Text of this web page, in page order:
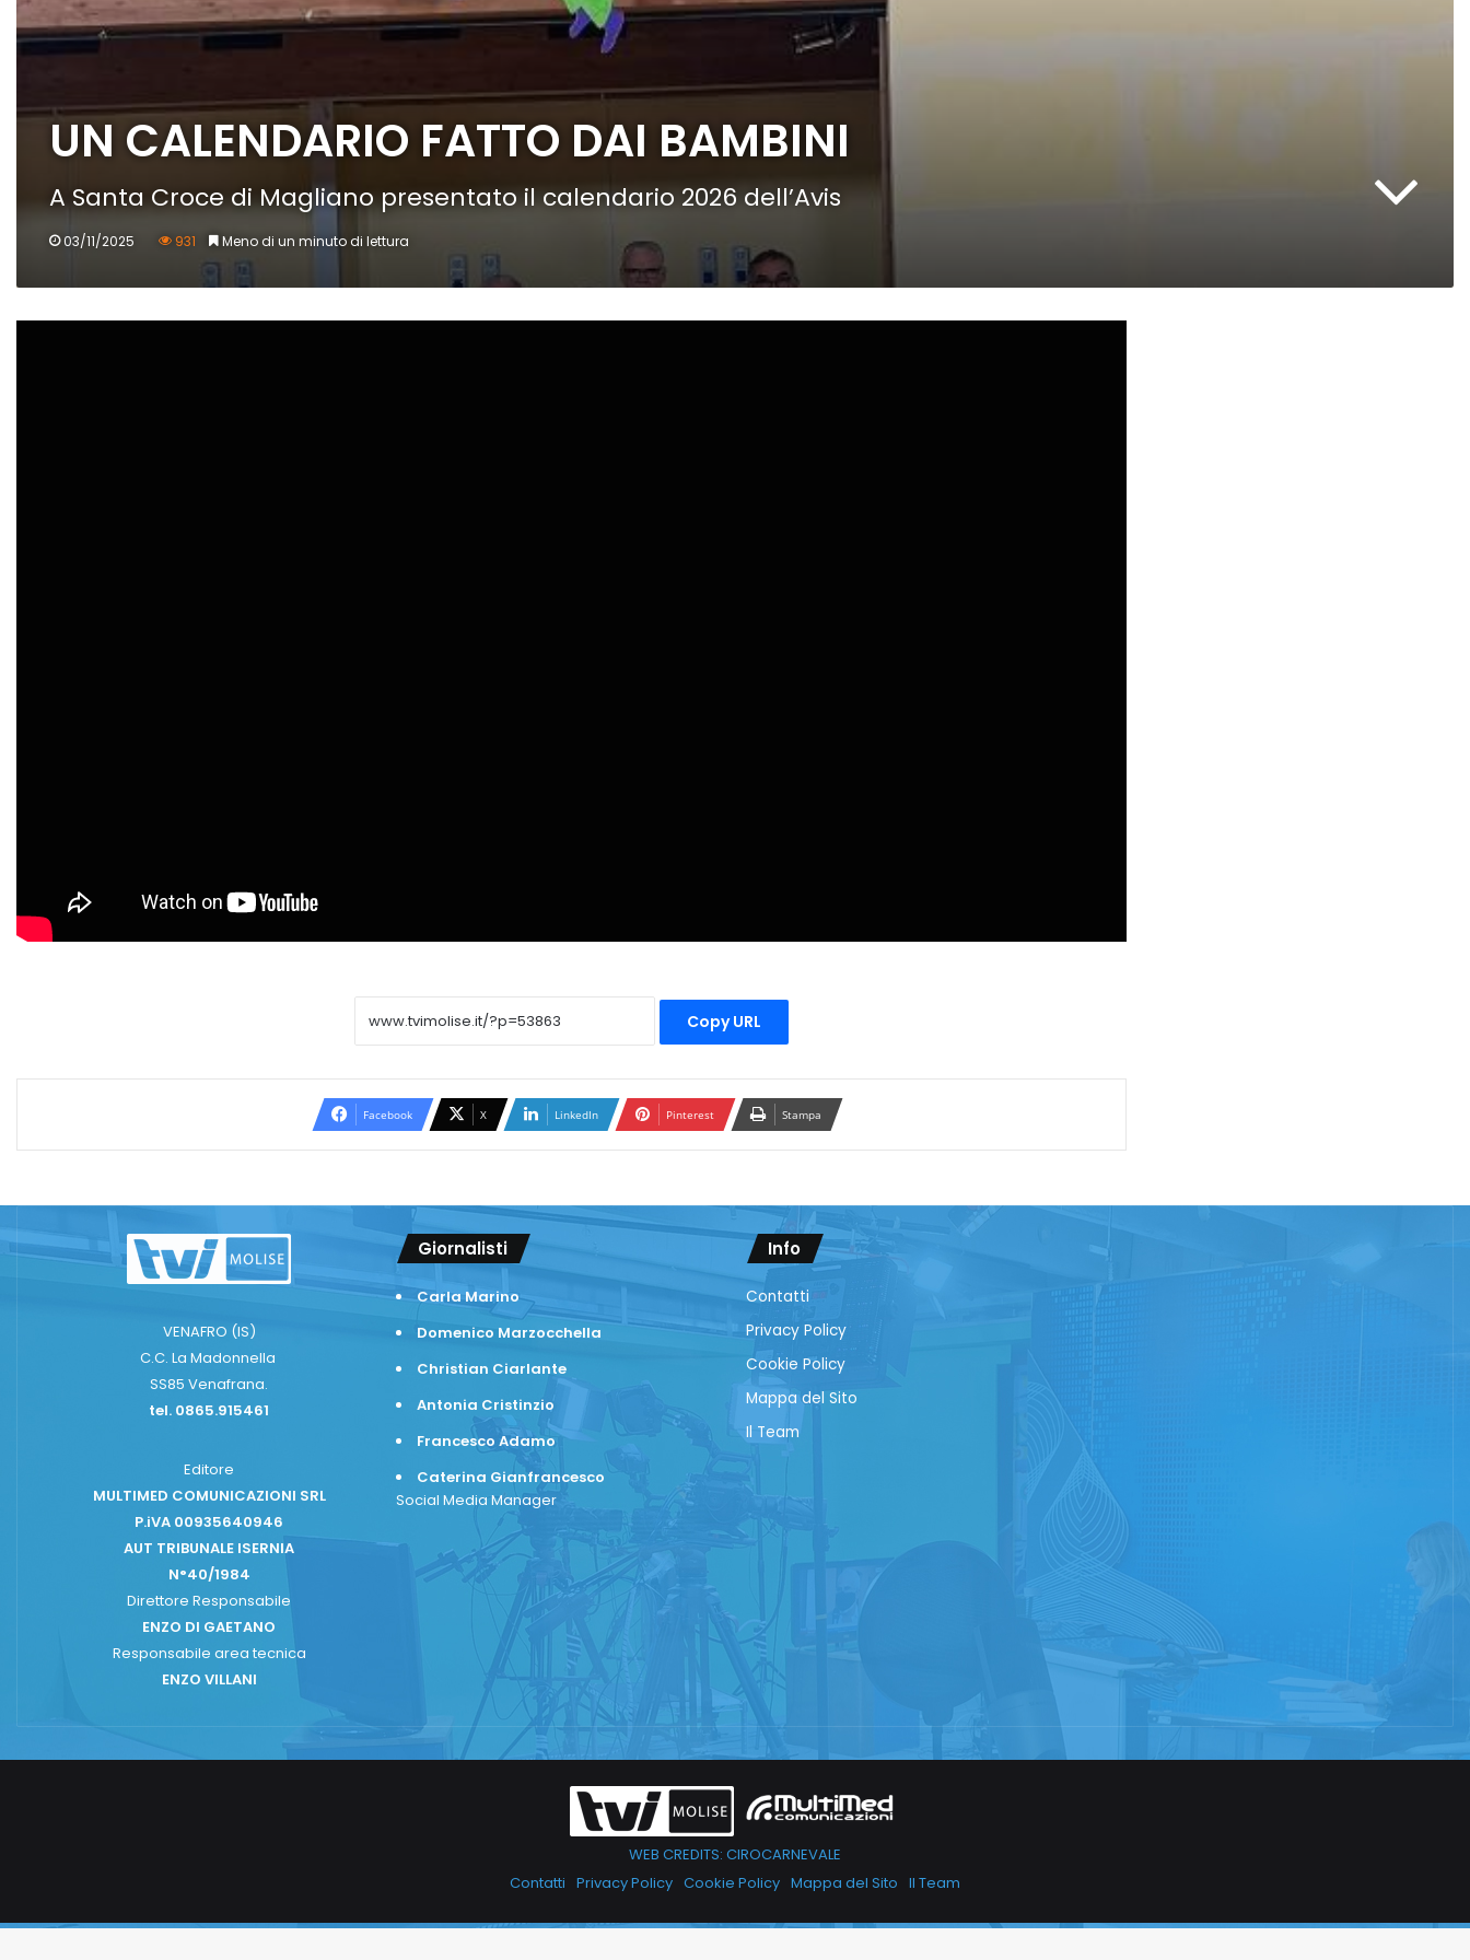
UN CALENDARIO FATTO DAI BAMBINI
A Santa Croce di Magliano presentato il calendario 2026 dell’Avis
03/11/2025 931 Meno di un minuto di lettura
Copy URL
Facebook X LinkedIn Pinterest Stampa
VENAFRO (IS)
C.C. La Madonnella
SS85 Venafrana.
tel. 0865.915461
Editore
MULTIMED COMUNICAZIONI SRL
P.iVA 00935640946
AUT TRIBUNALE ISERNIA
N°40/1984
Direttore Responsabile
ENZO DI GAETANO
Responsabile area tecnica
ENZO VILLANI
Giornalisti
Carla Marino
Domenico Marzocchella
Christian Ciarlante
Antonia Cristinzio
Francesco Adamo
Caterina Gianfrancesco
Social Media Manager
Info
Contatti
Privacy Policy
Cookie Policy
Mappa del Sito
Il Team
WEB CREDITS: CIROCARNEVALE
Contatti Privacy Policy Cookie Policy Mappa del Sito Il Team